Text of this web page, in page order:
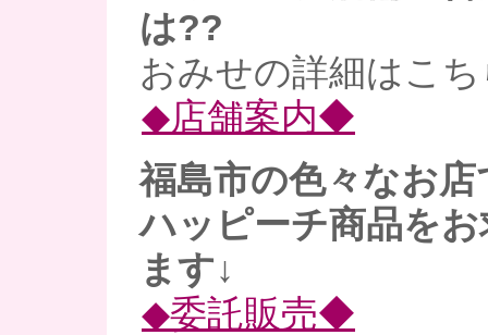
は??
おみせの詳細はこ
◆店舗案内◆
福島市の色々なお店
ハッピーチ商品を
ます↓
◆委託販売◆